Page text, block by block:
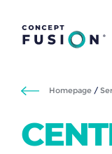
Homepage/